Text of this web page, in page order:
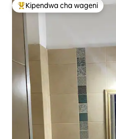
Kipendwa maarufu cha wageni
Kipendwa cha wageni